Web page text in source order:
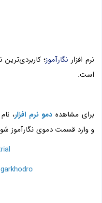
نرم افزار نگارآموز؛ کاربردی‌ترین
است.
برای مشاهده دمو نرم افزار،
و وارد قسمت دموی نگارآموز